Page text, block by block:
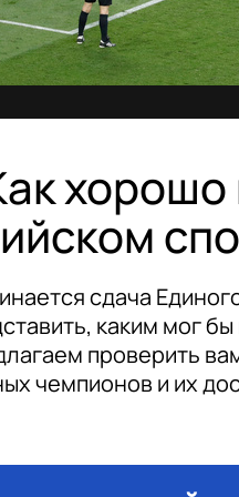
сдача
каким мог
проверить
чемпионов и их